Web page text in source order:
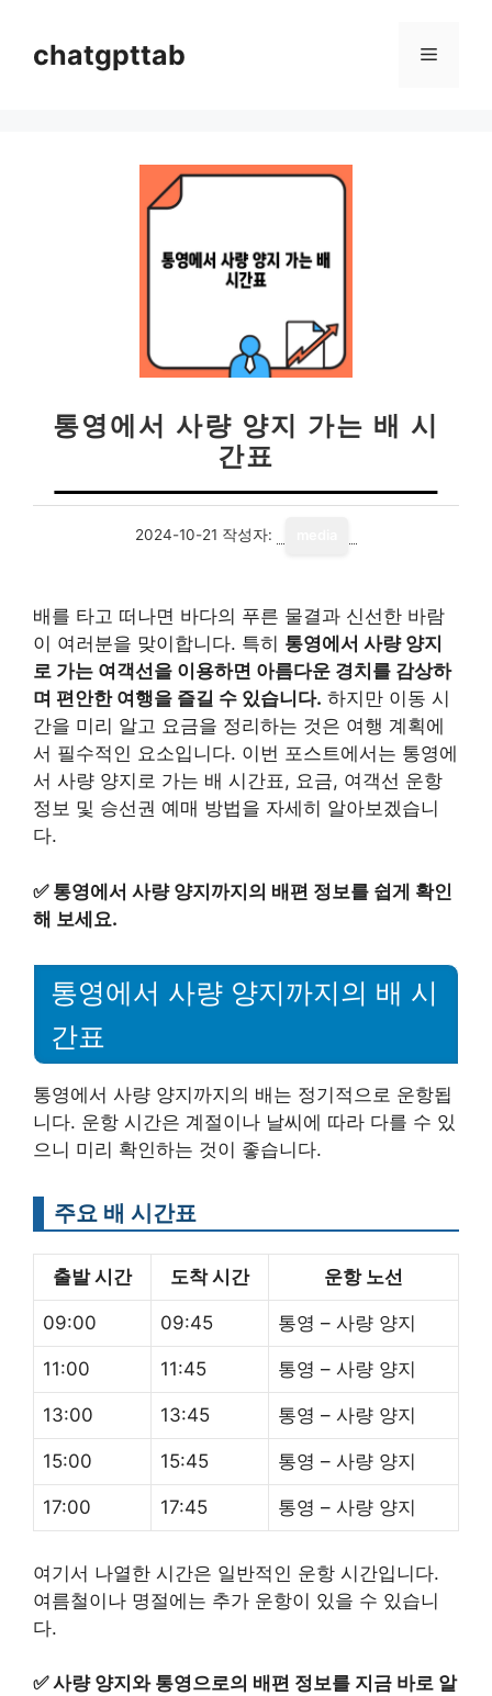
chatgpttab 메
통영에서 사량 양지 가는 배 시
간표
2024-10-21 작성자:
배를 타고 떠나면 바다의 푸른 물결과 신선한 바람
이 여러분을 맞이합니다. 특히 통영에서 사량 양지
로 가는 여객선을 이용하면 아름다운 경치를 감상하
며 편안한 여행을 즐길 수 있습니다. 하지만 이동 시
간을 미리 알고 요금을 정리하는 것은 여행 계획에
서 필수적인 요소입니다. 이번 포스트에서는 통영에
서 사량 양지로 가는 배 시간표, 요금, 여객선 운항
정보 및 승선권 예매 방법을 자세히 알아보겠습니
다.
✅ 통영에서 사량 양지까지의 배편 정보를 쉽게 확인
해 보세요.
통영에서 사량 양지까지의 배 시
간표
통영에서 사량 양지까지의 배는 정기적으로 운항됩
니다. 운항 시간은 계절이나 날씨에 따라 다를 수 있
으니 미리 확인하는 것이 좋습니다.
주요 배 시간표
출발 시간 도착 시간 운항 노선
09:00 09:45 통영 – 사량 양지
11:00 11:45 통영 – 사량 양지
13:00 13:45 통영 – 사량 양지
15:00 15:45 통영 – 사량 양지
17:00 17:45 통영 – 사량 양지
여기서 나열한 시간은 일반적인 운항 시간입니다.
여름철이나 명절에는 추가 운항이 있을 수 있습니
다.
✅사량 양지와 통영으로의 배편 정보를 지금 바로 알